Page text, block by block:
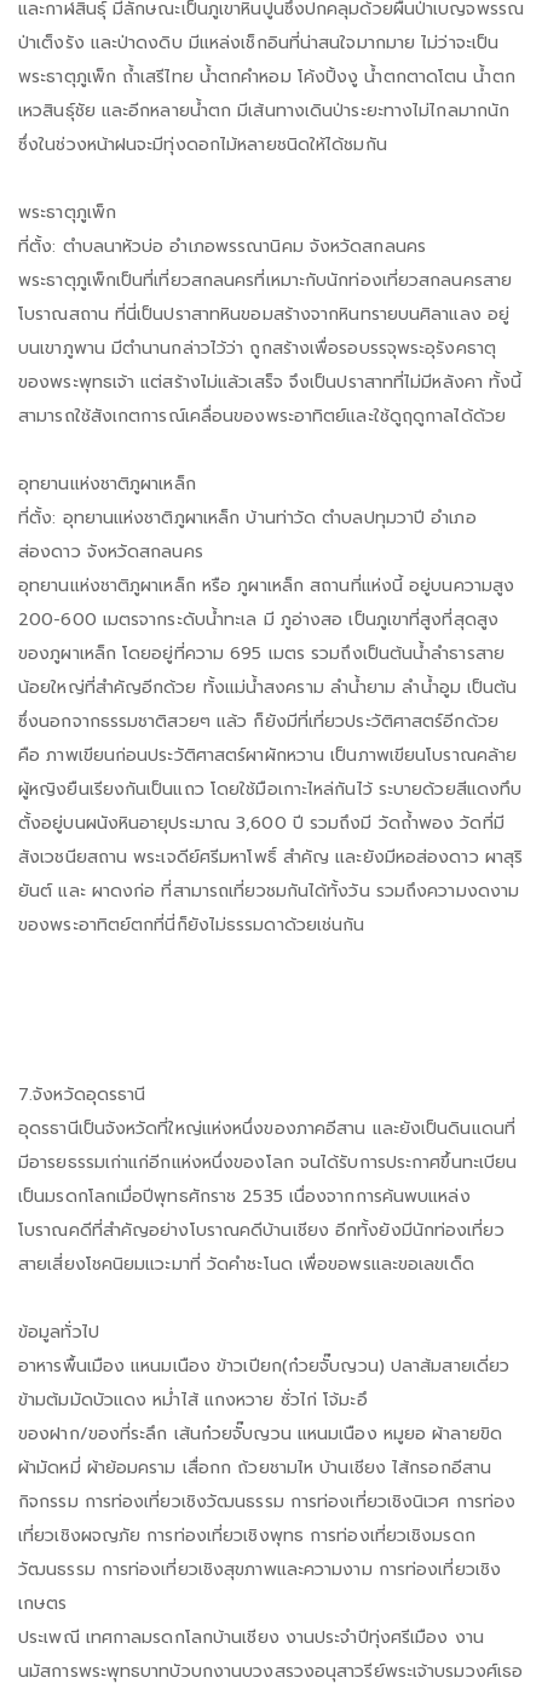
และกาฬสินธุ์ มีลักษณะเป็นภูเขาหินปูนซึ่งปกคลุมด้วยผืนป่าเบญจพรรณ
ป่าเต็งรัง และป่าดงดิบ มีแหล่งเช็กอินที่น่าสนใจมากมาย ไม่ว่าจะเป็น
พระธาตุภูเพ็ก ถ้ำเสรีไทย น้ำตกคำหอม โค้งปิ้งงู น้ำตกตาดโตน น้ำตก
เหวสินธุ์ชัย และอีกหลายน้ำตก มีเส้นทางเดินป่าระยะทางไม่ไกลมากนัก
ซึ่งในช่วงหน้าฝนจะมีทุ่งดอกไม้หลายชนิดให้ได้ชมกัน
พระธาตุภูเพ็ก
ที่ตั้ง: ตำบลนาหัวบ่อ อำเภอพรรณานิคม จังหวัดสกลนคร
พระธาตุภูเพ็กเป็นที่เที่ยวสกลนครที่เหมาะกับนักท่องเที่ยวสกลนครสาย
โบราณสถาน ที่นี่เป็นปราสาทหินขอมสร้างจากหินทรายบนศิลาแลง อยู่
บนเขาภูพาน มีตำนานกล่าวไว้ว่า ถูกสร้างเพื่อรอบรรจุพระอุรังคธาตุ
ของพระพุทธเจ้า แต่สร้างไม่แล้วเสร็จ จึงเป็นปราสาทที่ไม่มีหลังคา ทั้งนี้
สามารถใช้สังเกตการณ์เคลื่อนของพระอาทิตย์และใช้ดูฤดูกาลได้ด้วย
อุทยานแห่งชาติภูผาเหล็ก
ที่ตั้ง: อุทยานแห่งชาติภูผาเหล็ก บ้านท่าวัด ตำบลปทุมวาปี อำเภอ
ส่องดาว จังหวัดสกลนคร
อุทยานแห่งชาติภูผาเหล็ก หรือ ภูผาเหล็ก สถานที่แห่งนี้ อยู่บนความสูง
200-600 เมตรจากระดับน้ำทะเล มี ภูอ่างสอ เป็นภูเขาที่สูงที่สุดสูง
ของภูผาเหล็ก โดยอยู่ที่ความ 695 เมตร รวมถึงเป็นต้นน้ำลำธารสาย
น้อยใหญ่ที่สำคัญอีกด้วย ทั้งแม่น้ำสงคราม ลำน้ำยาม ลำน้ำอูม เป็นต้น
ซึ่งนอกจากธรรมชาติสวยๆ แล้ว ก็ยังมีที่เที่ยวประวัติศาสตร์อีกด้วย
คือ ภาพเขียนก่อนประวัติศาสตร์ผาผักหวาน เป็นภาพเขียนโบราณคล้าย
ผู้หญิงยืนเรียงกันเป็นแถว โดยใช้มือเกาะไหล่กันไว้ ระบายด้วยสีแดงทึบ
ตั้งอยู่บนผนังหินอายุประมาณ 3,600 ปี รวมถึงมี วัดถ้ำพอง วัดที่มี
สังเวชนียสถาน พระเจดีย์ศรีมหาโพธิ์ สำคัญ และยังมีหอส่องดาว ผาสุริ
ยันต์ และ ผาดงก่อ ที่สามารถเที่ยวชมกันได้ทั้งวัน รวมถึงความงดงาม
ของพระอาทิตย์ตกที่นี่ก็ยังไม่ธรรมดาด้วยเช่นกัน
7.จังหวัดอุดรธานี
อุดรธานีเป็นจังหวัดที่ใหญ่แห่งหนึ่งของภาคอีสาน และยังเป็นดินแดนที่
มีอารยธรรมเก่าแก่อีกแห่งหนึ่งของโลก จนได้รับการประกาศขึ้นทะเบียน
เป็นมรดกโลกเมื่อปีพุทธศักราช 2535 เนื่องจากการค้นพบแหล่ง
โบราณคดีที่สำคัญอย่างโบราณคดีบ้านเชียง อีกทั้งยังมีนักท่องเที่ยว
สายเสี่ยงโชคนิยมแวะมาที่ วัดคำชะโนด เพื่อขอพรและขอเลขเด็ด
ข้อมูลทั่วไป
อาหารพื้นเมือง แหนมเนือง ข้าวเปียก(ก๋วยจั๊บญวน) ปลาส้มสายเดี่ยว
ข้ามต้มมัดบัวแดง หม่ำไส้ แกงหวาย ซั่วไก่ โจ้มะอึ
ของฝาก/ของที่ระลึก เส้นก๋วยจั๊บญวน แหนมเนือง หมูยอ ผ้าลายขิด
ผ้ามัดหมี่ ผ้าย้อมคราม เสื่อกก ถ้วยชามไห บ้านเชียง ไส้กรอกอีสาน
กิจกรรม การท่องเที่ยวเชิงวัฒนธรรม การท่องเที่ยวเชิงนิเวศ การท่อง
เที่ยวเชิงผจญภัย การท่องเที่ยวเชิงพุทธ การท่องเที่ยวเชิงมรดก
วัฒนธรรม การท่องเที่ยวเชิงสุขภาพและความงาม การท่องเที่ยวเชิง
เกษตร
ประเพณี เทศกาลมรดกโลกบ้านเชียง งานประจำปีทุ่งศรีเมือง งาน
นมัสการพระพุทธบาทบัวบกงานบวงสรวงอนุสาวรีย์พระเจ้าบรมวงศ์เธอ